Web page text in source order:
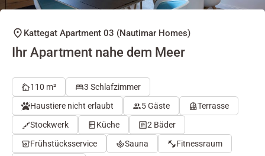
Kattegat Apartment 03 (Nautimar Homes)
Ihr Apartment nahe dem Meer
110 m²
3 Schlafzimmer
Haustiere nicht erlaubt
5 Gäste
Terrasse
Stockwerk
Küche
2 Bäder
Frühstücksservice
Sauna
Fitnessraum